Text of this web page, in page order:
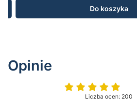
Do koszyka
Opinie
Liczba ocen: 200